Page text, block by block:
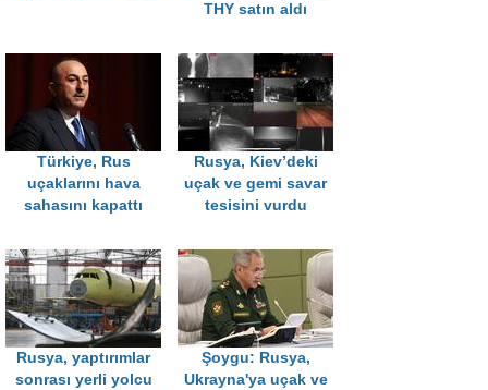
THY satın aldı
Türkiye, Rus
uçaklarını hava
sahasını kapattı
Rusya, Kiev’deki
uçak ve gemi savar
tesisini vurdu
Rusya, yaptırımlar
sonrası yerli yolcu
Şoygu: Rusya,
Ukrayna'ya uçak ve